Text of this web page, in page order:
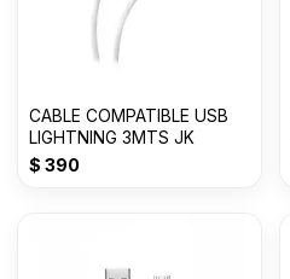
CABLE COMPATIBLE USB
LIGHTNING 3MTS JK
$ 390